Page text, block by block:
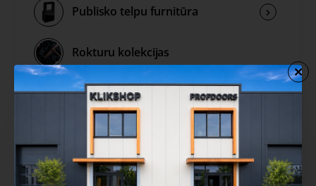
Publisko telpu furnitūra
Rokturu kolekcijas
Izpārdošana